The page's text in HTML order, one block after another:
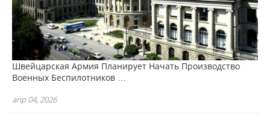
Швейцарская Армия Планирует Начать Производство
Военных Беспилотников …
апр 04, 2026